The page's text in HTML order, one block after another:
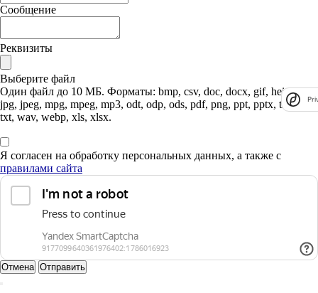
Сообщение
Реквизиты
Выберите файл
Один файл до 10 МБ. Форматы: bmp, csv, doc, docx, gif, heic, heif,
jpg, jpeg, mpg, mpeg, mp3, odt, odp, ods, pdf, png, ppt, pptx, tif, tiff,
txt, wav, webp, xls, xlsx.
Я согласен на обработку персональных данных, а также с
правилами сайта
Отмена Отправить